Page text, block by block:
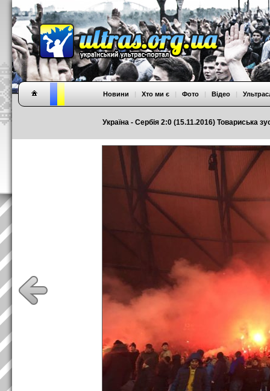
Україна - Сербія 2:0 (15.11.2016) Товариська
Новини | Хто ми є | Фото | Відео |